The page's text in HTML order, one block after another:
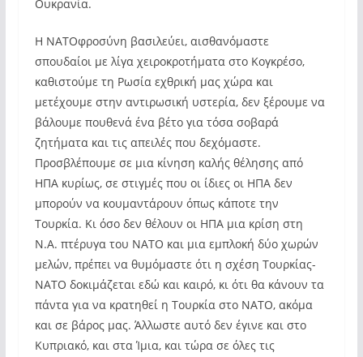
Ουκρανία.
Η ΝΑΤΟφροσύνη βασιλεύει, αισθανόμαστε
σπουδαίοι με λίγα χειροκροτήματα στο Κογκρέσο,
καθιστούμε τη Ρωσία εχθρική μας χώρα και
μετέχουμε στην αντιρωσική υστερία, δεν ξέρουμε να
βάλουμε πουθενά ένα βέτο για τόσα σοβαρά
ζητήματα και τις απειλές που δεχόμαστε.
Προσβλέπουμε σε μια κίνηση καλής θέλησης από
ΗΠΑ κυρίως, σε στιγμές που οι ίδιες οι ΗΠΑ δεν
μπορούν να κουμαντάρουν όπως κάποτε την
Τουρκία. Κι όσο δεν θέλουν οι ΗΠΑ μια κρίση στη
Ν.Α. πτέρυγα του ΝΑΤΟ και μια εμπλοκή δύο χωρών
μελών, πρέπει να θυμόμαστε ότι η σχέση Τουρκίας-
ΝΑΤΟ δοκιμάζεται εδώ και καιρό, κι ότι θα κάνουν τα
πάντα για να κρατηθεί η Τουρκία στο ΝΑΤΟ, ακόμα
και σε βάρος μας. Άλλωστε αυτό δεν έγινε και στο
Κυπριακό, και στα Ίμια, και τώρα σε όλες τις